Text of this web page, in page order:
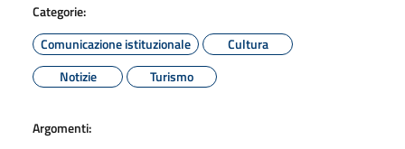
Categorie:
Comunicazione istituzionale
Cultura
Notizie
Turismo
Argomenti: